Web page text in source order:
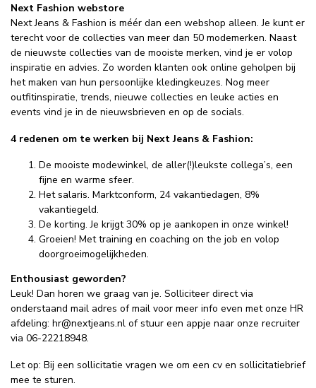
Next Fashion webstore
Next Jeans & Fashion is méér dan een webshop alleen. Je kunt er
terecht voor de collecties van meer dan 50 modemerken. Naast
de nieuwste collecties van de mooiste merken, vind je er volop
inspiratie en advies. Zo worden klanten ook online geholpen bij
het maken van hun persoonlijke kledingkeuzes. Nog meer
outfitinspiratie, trends, nieuwe collecties en leuke acties en
events vind je in de nieuwsbrieven en op de socials.
4 redenen om te werken bij Next Jeans & Fashion:
De mooiste modewinkel, de aller(!)leukste collega’s, een
fijne en warme sfeer.
Het salaris. Marktconform, 24 vakantiedagen, 8%
vakantiegeld.
De korting. Je krijgt 30% op je aankopen in onze winkel!
Groeien! Met training en coaching on the job en volop
doorgroeimogelijkheden.
Enthousiast geworden?
Leuk! Dan horen we graag van je. Solliciteer direct via
onderstaand mail adres of mail voor meer info even met onze HR
afdeling: hr@nextjeans.nl of stuur een appje naar onze recruiter
via 06-22218948.
Let op: Bij een sollicitatie vragen we om een cv en sollicitatiebrief
mee te sturen.